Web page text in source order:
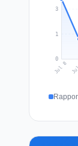
0
1
3
Jul 8